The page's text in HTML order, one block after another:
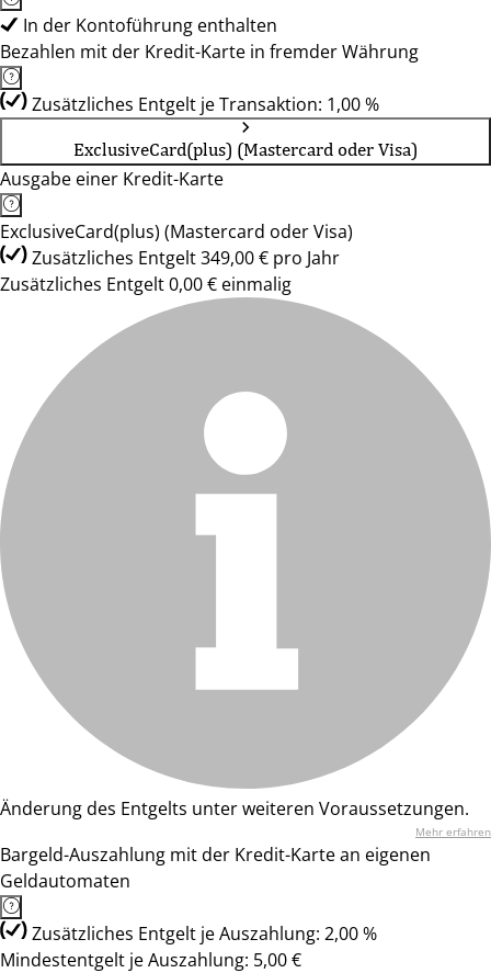
In der Kontoführung enthalten
Bezahlen mit der Kredit-Karte in fremder Währung
Zusätzliches Entgelt je Transaktion: 1,00 %
ExclusiveCard(plus) (Mastercard oder Visa)
Ausgabe einer Kredit-Karte
ExclusiveCard(plus) (Mastercard oder Visa)
Zusätzliches Entgelt 349,00 € pro Jahr
Zusätzliches Entgelt 0,00 € einmalig
Änderung des Entgelts unter weiteren Voraussetzungen.
Mehr erfahren
Bargeld-Auszahlung mit der Kredit-Karte an eigenen
Geldautomaten
Zusätzliches Entgelt je Auszahlung: 2,00 %
Mindestentgelt je Auszahlung: 5,00 €